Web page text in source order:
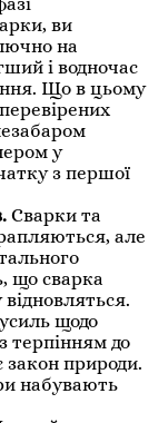
ви
на
і водночас
Що в цьому
у
з першої
Сварки та
але
що сварка
щодо
терпінням до
закон природи.
набувають